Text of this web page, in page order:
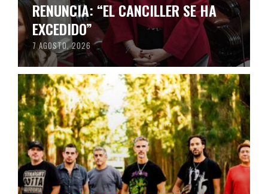
RENUNCIA: “EL CANCILLER SE HA
EXCEDIDO”
7 AGOSTO, 2026